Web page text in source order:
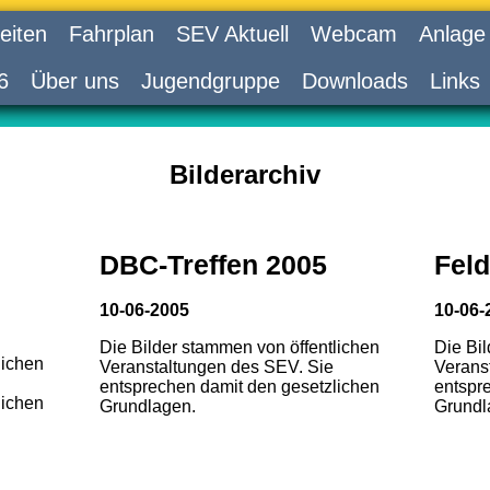
Fahrplan SEV Aktuell Webcam
Anlage
Über uns Jugendgruppe Downloads Links
Bilderarchiv
DBC-Treffen 2005
10-06-2005
Die Bilder stammen von öffentlichen
Veranstaltungen des SEV. Sie
entsprechen damit den gesetzlichen
Grundlagen.
10-06-
Die